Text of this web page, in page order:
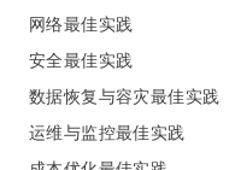
网络最佳实践
安全最佳实践
数据恢复与容灾最佳实践
运维与监控最佳实践